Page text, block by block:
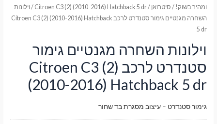
ומהיר בשוק! / סיטרואן /
Citroen C3 (2) (2010-2016) Hatchback 5 dr / וילונות
השחרה מגנטיים גימור סטנדרט לרכב Citroen C3 (2) (2010-2016) Hatchback
5 dr
וילונות השחרה מגנטיים גימור
סטנדרט לרכב Citroen C3 (2)
(2010-2016) Hatchback 5 dr
גימור סטנדרט – עיצוב מסגרת בד שחור